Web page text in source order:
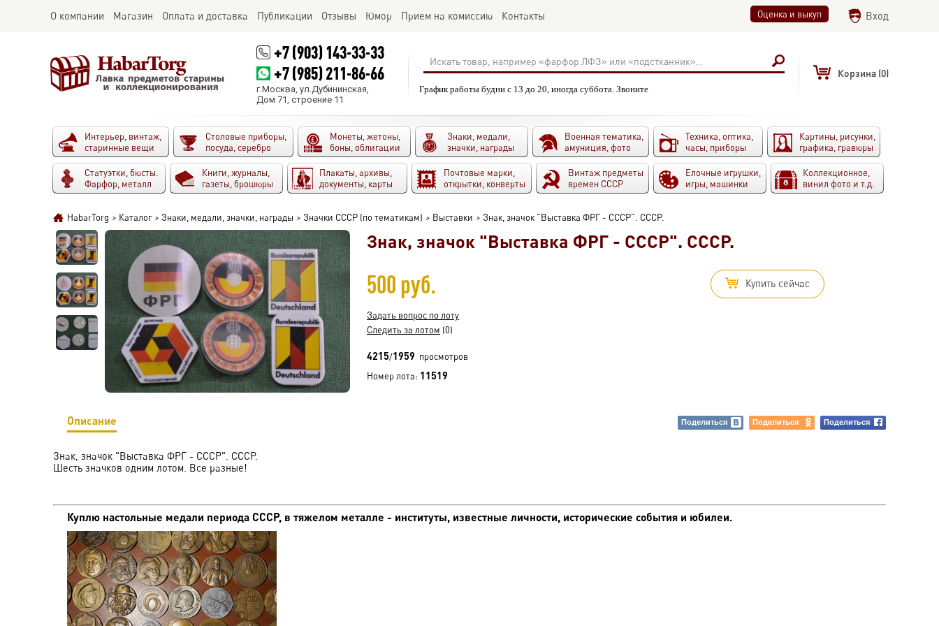
О компании Магазин Оплата и доставка Публикации Отзывы Юмор Прием на комиссию Контакты Оценка и выкуп Вход
+7 (903) 143-33-33
+7 (985) 211-86-66
г.Москва, ул.Дубининская,
Дом 71, строение 11
График работы будни с 13 до 20, иногда суббота. Звоните
Корзина (0)
Интерьер, винтаж,
старинные вещи
Столовые приборы,
посуда, серебро
Монеты, жетоны,
боны, облигации
Знаки, медали,
значки, награды
Военная тематика,
амуниция, фото
Техника, оптика,
часы, приборы
Картины, рисунки,
графика, гравюры
Статуэтки, бюсты.
Фарфор, металл
Книги, журналы,
газеты, брошюры
Плакаты, архивы,
документы, карты
Почтовые марки,
открытки, конверты
Винтаж предметы
времен СССР
Елочные игрушки,
игры, машинки
Коллекционное,
винил фото и т.д.
HabarTorg > Каталог > Знаки, медали, значки, награды > Значки СССР (по тематикам) > Выставки > Знак, значок "Выставка ФРГ - СССР". СССР.
Знак, значок "Выставка ФРГ - СССР". СССР.
500 руб. Купить сейчас
Задать вопрос по лоту
Следить за лотом (0)
4215/1959 просмотров
Номер лота: 11519
Описание Поделиться Поделиться Поделиться
Знак, значок "Выставка ФРГ - СССР". СССР.
Шесть значков одним лотом. Все разные!
Куплю настольные медали периода СССР, в тяжелом металле - институты, известные личности, исторические события и юбилеи.